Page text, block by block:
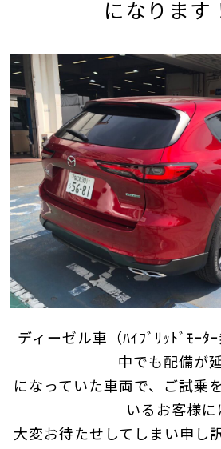
になります
ディーゼル車（ﾊｲﾌﾞﾘｯﾄﾞﾓｰﾀ
中でも配備が
になっていた車両で、
ご試乗
いるお客様に
大変お待たせしてしまい申し